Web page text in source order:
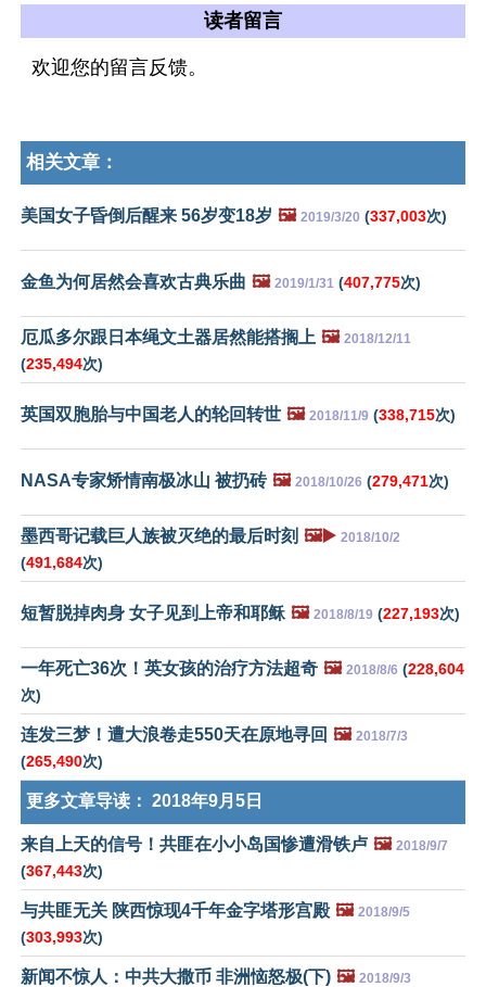
读者留言
欢迎您的留言反馈。
相关文章：
美国女子昏倒后醒来 56岁变18岁 🖼️ 2019/3/20 (337,003次)
金鱼为何居然会喜欢古典乐曲 🖼️ 2019/1/31 (407,775次)
厄瓜多尔跟日本绳文土器居然能搭搁上 🖼️ 2018/12/11
(235,494次)
英国双胞胎与中国老人的轮回转世 🖼️ 2018/11/9 (338,715次)
NASA专家矫情南极冰山 被扔砖 🖼️ 2018/10/26 (279,471次)
墨西哥记载巨人族被灭绝的最后时刻 🖼️▶️ 2018/10/2
(491,684次)
短暂脱掉肉身 女子见到上帝和耶稣 🖼️ 2018/8/19 (227,193次)
一年死亡36次！英女孩的治疗方法超奇 🖼️ 2018/8/6 (228,604
次)
连发三梦！遭大浪卷走550天在原地寻回 🖼️ 2018/7/3
(265,490次)
更多文章导读： 2018年9月5日
来自上天的信号！共匪在小小岛国惨遭滑铁卢 🖼️ 2018/9/7
(367,443次)
与共匪无关 陕西惊现4千年金字塔形宫殿 🖼️ 2018/9/5
(303,993次)
新闻不惊人：中共大撒币 非洲恼怒极(下) 🖼️ 2018/9/3